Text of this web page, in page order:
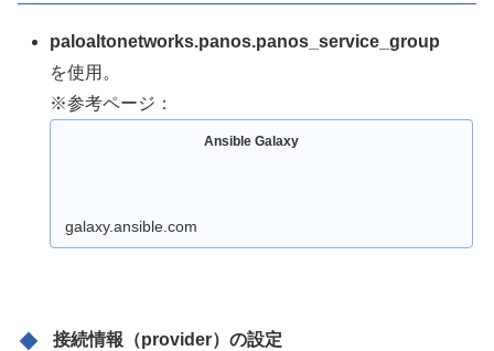
paloaltonetworks.panos.panos_service_group
を使用。
※参考ページ：
Ansible Galaxy
galaxy.ansible.com
接続情報（provider）の設定